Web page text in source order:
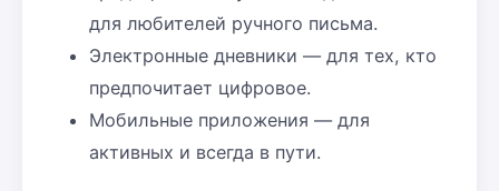
для любителей ручного письма.
Электронные дневники — для тех, кто
предпочитает цифровое.
Мобильные приложения — для
активных и всегда в пути.